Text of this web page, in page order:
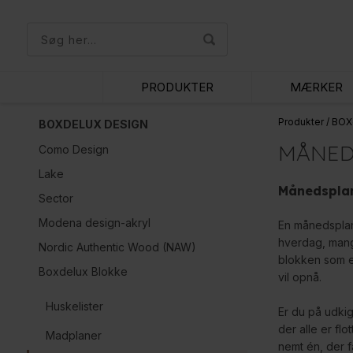
PRODUKTER MÆRKER
BOXDELUX DESIGN
Como Design
Lake
Sector
Modena design-akryl
Nordic Authentic Wood (NAW)
Boxdelux Blokke
Huskelister
Madplaner
Produkter/
En
hverdag,
blokken som
vil opnå.
Er du på
der alle er
nemt én, der